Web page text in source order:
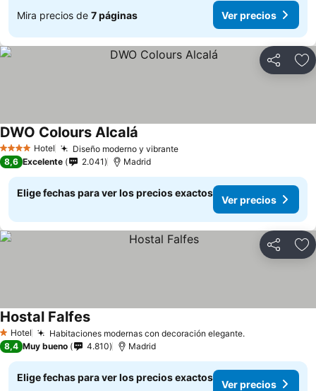
Mira precios de 7 páginas Ver precios
Compartir
4 EstrellasHotel Diseño moderno y vibrante
DWO Colours Alcalá
8,6 Excelente 2.041 Madrid
Elige fechas para ver los precios exactos
Ver precios
Compartir
1 Estrellas
Hotel Habitaciones modernas con decoración elegante.
Hostal Falfes
8,4 Muy bueno 4.810 Madrid
Elige fechas para ver los precios exactos
Ver precios